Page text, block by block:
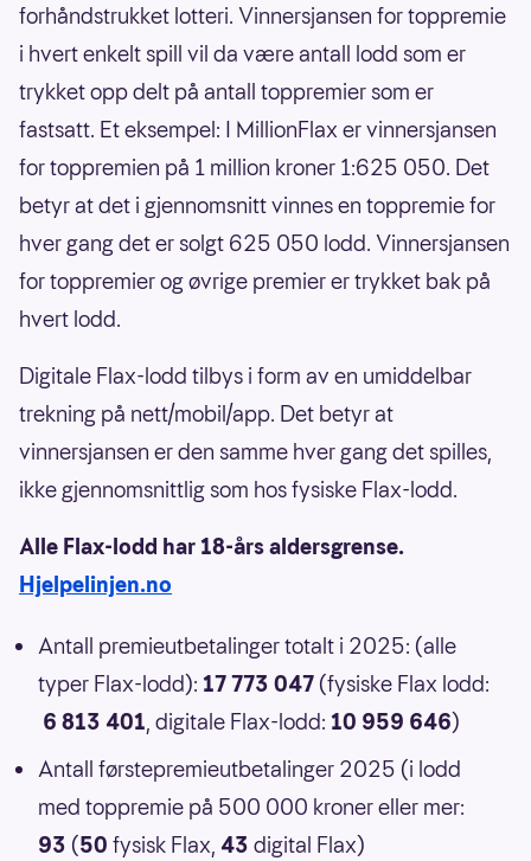
forhåndstrukket lotteri. Vinnersjansen for toppremie
i hvert enkelt spill vil da være antall lodd som er
trykket opp delt på antall toppremier som er
fastsatt. Et eksempel: I MillionFlax er vinnersjansen
for toppremien på 1 million kroner 1:625 050. Det
betyr at det i gjennomsnitt vinnes en toppremie for
hver gang det er solgt 625 050 lodd. Vinnersjansen
for toppremier og øvrige premier er trykket bak på
hvert lodd.
Digitale Flax-lodd tilbys i form av en umiddelbar
trekning på nett/mobil/app. Det betyr at
vinnersjansen er den samme hver gang det spilles,
ikke gjennomsnittlig som hos fysiske Flax-lodd.
Alle Flax-lodd har 18-års aldersgrense.
Hjelpelinjen.no
Antall premieutbetalinger totalt i 2025: (alle
typer Flax-lodd): 17 773 047 (fysiske Flax lodd:
6 813 401, digitale Flax-lodd: 10 959 646)
Antall førstepremieutbetalinger 2025 (i lodd
med toppremie på 500 000 kroner eller mer:
93 (50 fysisk Flax, 43 digital Flax)